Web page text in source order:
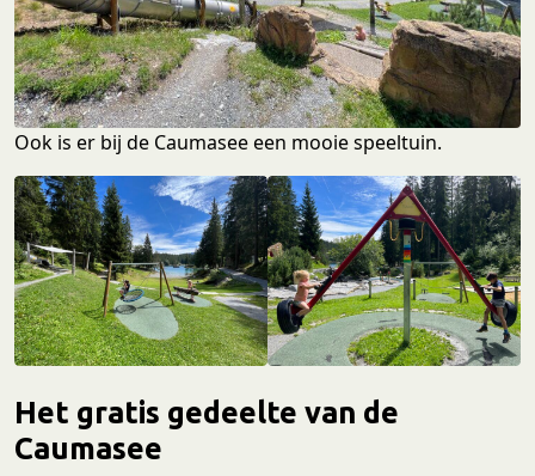
Ook is er bij de Caumasee een mooie speeltuin.
Het gratis gedeelte van de
Caumasee